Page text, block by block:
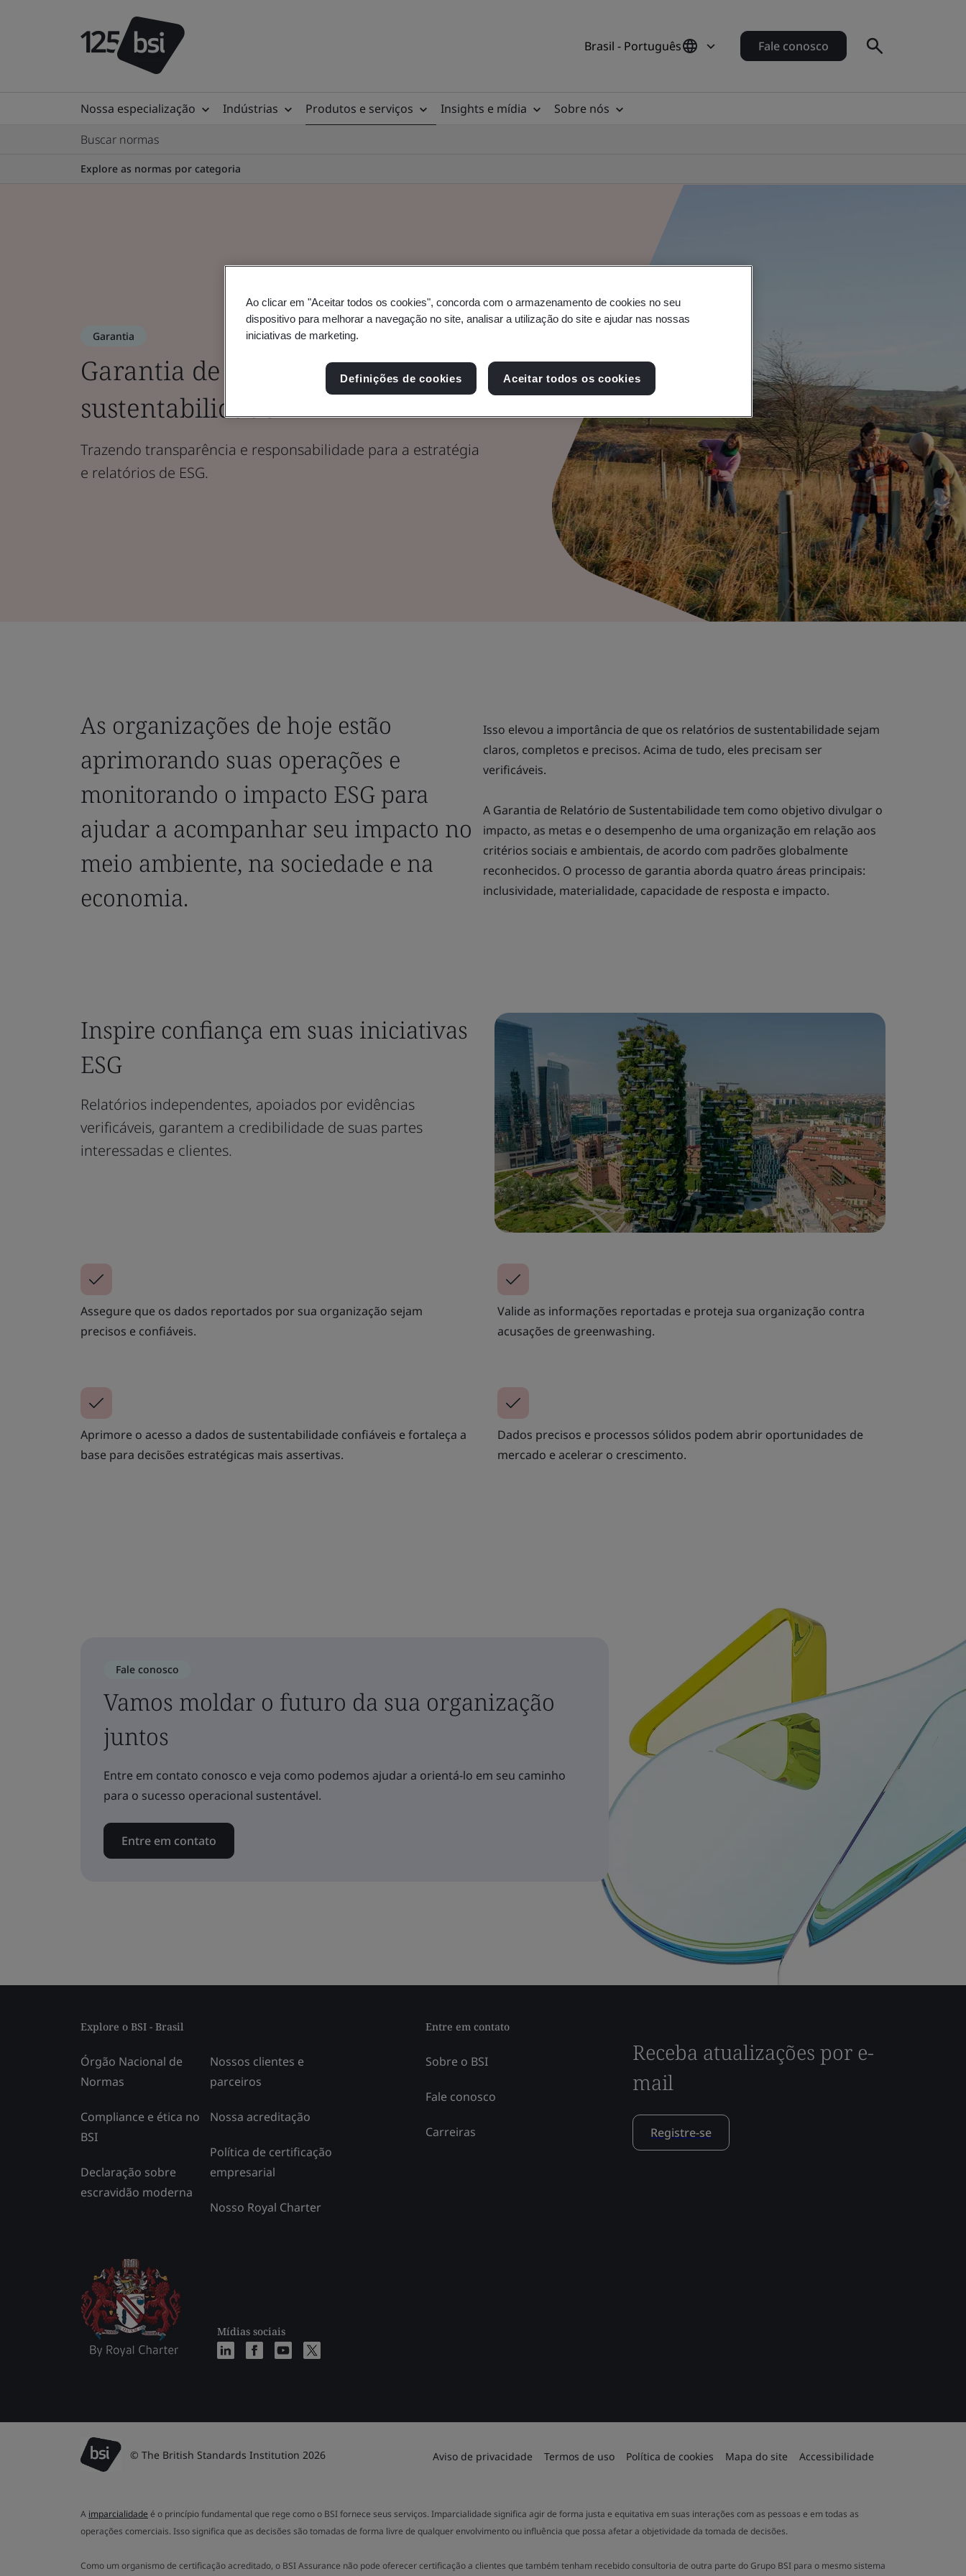
Brasil - Português Fale conosco
Nossa especialização Indústrias Produtos e serviços Insights e mídia
Sobre nós
Buscar normas
Explore as normas por categoria
Garantia
Garantia de relatório de
sustentabilidade
Trazendo transparência e responsabilidade para a estratégia
e relatórios de ESG.
As organizações de hoje estão
aprimorando suas operações e
monitorando o impacto ESG para
ajudar a acompanhar seu impacto no
meio ambiente, na sociedade e na
economia.
Isso elevou a importância de que os relatórios de sustentabilidade sejam
claros, completos e precisos. Acima de tudo, eles precisam ser
verificáveis.
A Garantia de Relatório de Sustentabilidade tem como objetivo divulgar o
impacto, as metas e o desempenho de uma organização em relação aos
critérios sociais e ambientais, de acordo com padrões globalmente
reconhecidos. O processo de garantia aborda quatro áreas principais:
inclusividade, materialidade, capacidade de resposta e impacto.
Inspire confiança em suas iniciativas
ESG
Relatórios independentes, apoiados por evidências
verificáveis, garantem a credibilidade de suas partes
interessadas e clientes.
Assegure que os dados reportados por sua organização sejam
precisos e confiáveis.
Valide as informações reportadas e proteja sua organização contra
acusações de greenwashing.
Aprimore o acesso a dados de sustentabilidade confiáveis e fortaleça a
base para decisões estratégicas mais assertivas.
Dados precisos e processos sólidos podem abrir oportunidades de
mercado e acelerar o crescimento.
Fale conosco
Vamos moldar o futuro da sua organização
juntos
Entre em contato conosco e veja como podemos ajudar a orientá-lo em seu caminho
para o sucesso operacional sustentável.
Entre em contato
Explore o BSI - Brasil
Órgão Nacional de
Normas
Compliance e ética no
BSI
Declaração sobre
escravidão moderna
Nossos clientes e
parceiros
Nossa acreditação
Política de certificação
empresarial
Nosso Royal Charter
Mídias sociais
Entre em contato
Sobre o BSI
Fale conosco
Carreiras
Receba atualizações por e-
mail
Registre-se
© The British Standards Institution 2026 Aviso de privacidade Termos de uso Política de cookies Mapa do site Accessibilidade
A imparcialidade é o princípio fundamental que rege como o BSI fornece seus serviços. Imparcialidade significa agir de forma justa e equitativa em suas interações com as pessoas e em todas as
operações comerciais. Isso significa que as decisões são tomadas de forma livre de qualquer envolvimento ou influência que possa afetar a objetividade da tomada de decisões.
Como um organismo de certificação acreditado, o BSI Assurance não pode oferecer certificação a clientes que também tenham recebido consultoria de outra parte do Grupo BSI para o mesmo sistema
Ao clicar em "Aceitar todos os cookies", concorda com o armazenamento de cookies no seu
dispositivo para melhorar a navegação no site, analisar a utilização do site e ajudar nas nossas
iniciativas de marketing.
Definições de cookies Aceitar todos os cookies